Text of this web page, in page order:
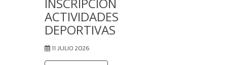
INSCRIPCIÓN
ACTIVIDADES
DEPORTIVAS
11 JULIO 2026